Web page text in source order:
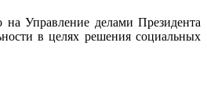
на Управление делами Президента
в целях решения социальных